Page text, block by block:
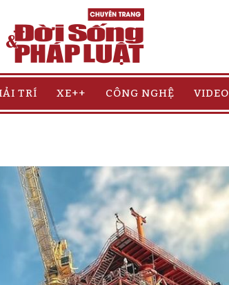
TRÍ XE++ CÔNG NGHỆ VIDEO